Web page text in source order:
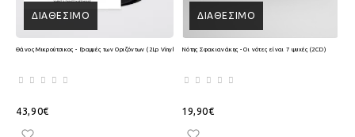
ΔΙΑΘΈΣΙΜΟ
Θάνος Μικρούτσικος - Γραμμές των Οριζόντων (2Lp Vinyl)
43,90€
ΔΙΑΘΈΣΙΜΟ
Νότης Σφακιανάκης - Οι νότες είναι 7 ψυχές (2CD)
19,90€